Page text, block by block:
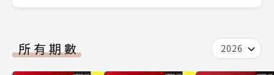
所有期數 2026